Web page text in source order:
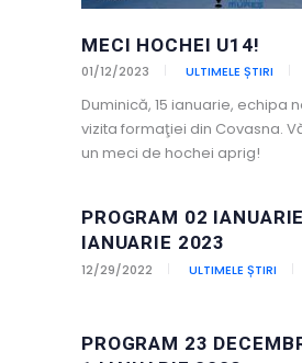
MECI HOCHEI U14!
01/12/2023 ULTIMELE ȘTIRI
Duminică, 15 ianuarie, echipa
vizita formaţiei din Covasna.
un meci de hochei aprig!
PROGRAM 02
IANUARIE 2023
12/29/2022 ULTIMELE ȘTIRI
PROGRAM 23